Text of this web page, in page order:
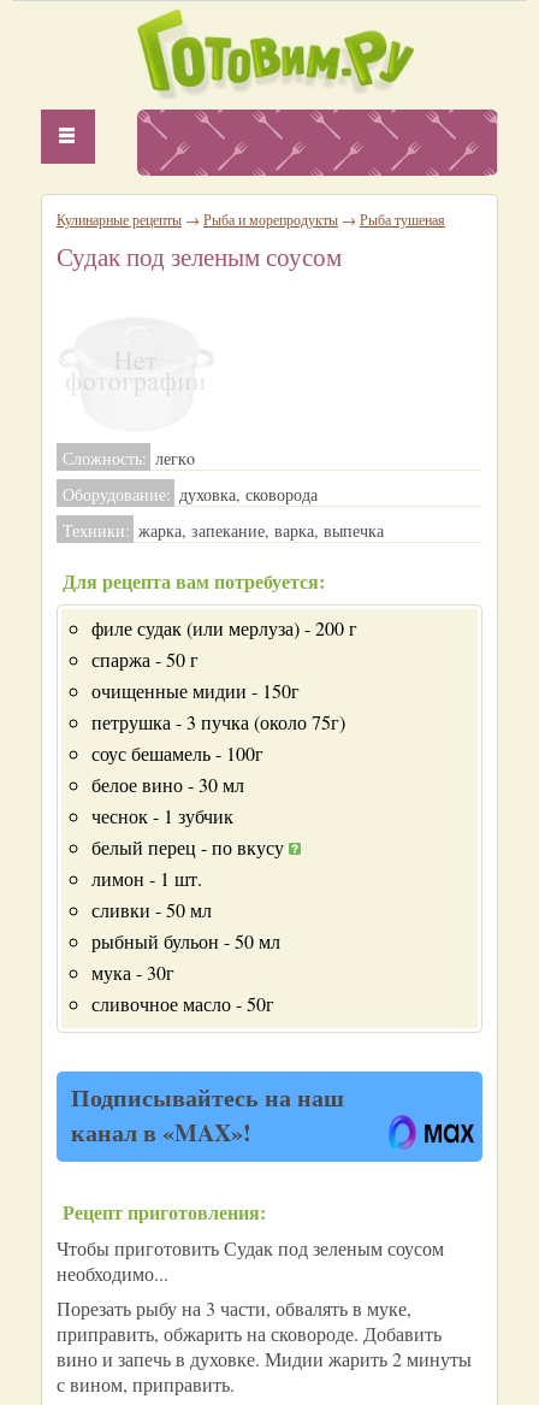
Кулинарные рецепты → Рыба и морепродукты → Рыба тушеная
Судак под зеленым соусом
Сложность: легкo
Оборудование: духовка, сковорода
Техники: жарка, запекание, варка, выпечка
Для рецепта вам потребуется:
филе судак (или мерлуза) - 200 г
спаржа - 50 г
очищенные мидии - 150г
петрушка - 3 пучка (около 75г)
соус бешамель - 100г
белое вино - 30 мл
чеснок - 1 зубчик
белый перец - по вкусу
лимон - 1 шт.
сливки - 50 мл
рыбный бульон - 50 мл
мука - 30г
сливочное масло - 50г
Подписывайтесь на наш
канал в «MAX»!
Рецепт приготовления:
Чтобы приготовить Судак под зеленым соусом
необходимо...
Порезать рыбу на 3 части, обвалять в муке,
приправить, обжарить на сковороде. Добавить
вино и запечь в духовке. Мидии жарить 2 минуты
с вином, приправить.